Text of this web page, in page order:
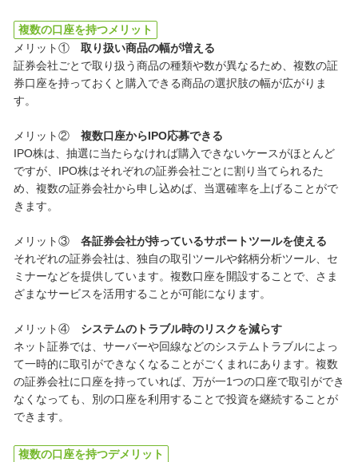
複数の口座を持つメリット
メリット① 取り扱い商品の幅が増える
証券会社ごとで取り扱う商品の種類や数が異なるため、複数の証
券口座を持っておくと購入できる商品の選択肢の幅が広がりま
す。
メリット② 複数口座からIPO応募できる
IPO株は、抽選に当たらなければ購入できないケースがほとんど
ですが、IPO株はそれぞれの証券会社ごとに割り当てられるた
め、複数の証券会社から申し込めば、当選確率を上げることがで
きます。
メリット③ 各証券会社が持っているサポートツールを使える
それぞれの証券会社は、独自の取引ツールや銘柄分析ツール、セ
ミナーなどを提供しています。複数口座を開設することで、さま
ざまなサービスを活用することが可能になります。
メリット④ システムのトラブル時のリスクを減らす
ネット証券では、サーバーや回線などのシステムトラブルによっ
て一時的に取引ができなくなることがごくまれにあります。複数
の証券会社に口座を持っていれば、万が一1つの口座で取引ができ
なくなっても、別の口座を利用することで投資を継続することが
できます。
複数の口座を持つデメリット